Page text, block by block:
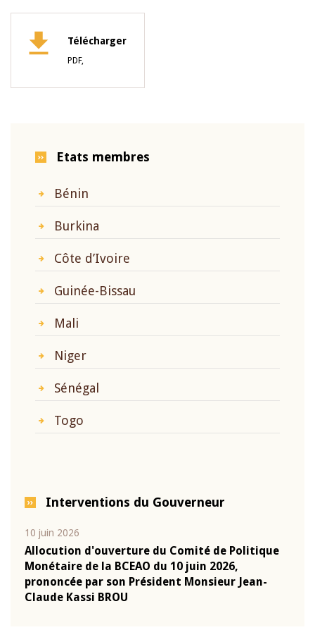
Télécharger
PDF,
Etats membres
Bénin
Burkina
Côte d’Ivoire
Guinée-Bissau
Mali
Niger
Sénégal
Togo
Interventions du Gouverneur
10 juin 2026
Allocution d'ouverture du Comité de Politique
Monétaire de la BCEAO du 10 juin 2026,
prononcée par son Président Monsieur Jean-
Claude Kassi BROU